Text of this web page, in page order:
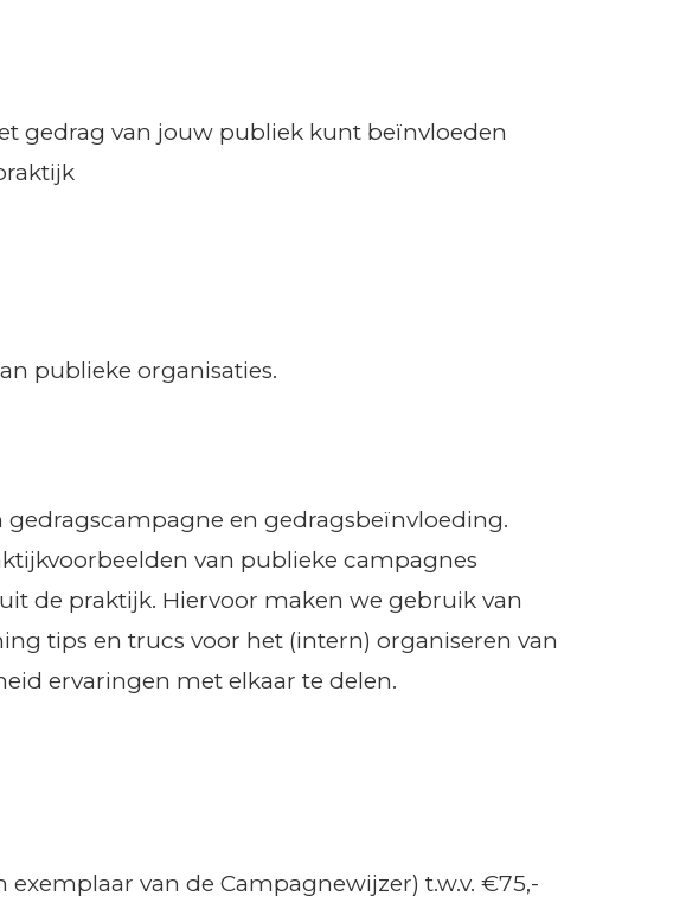
gedrag van jouw publiek kunt beïnvloeden
publieke organisaties.
en gedragsbeïnvloeding.
van publieke campagnes
de praktijk. Hiervoor maken we gebruik van
tips en trucs voor het (intern) organiseren van
ervaringen met elkaar te delen.
van de Campagnewijzer) t.w.v. €75,-